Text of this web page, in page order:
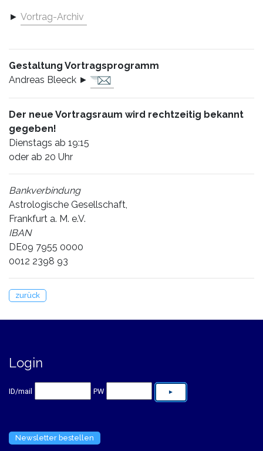
► Vortrag-Archiv
Gestaltung Vortragsprogramm
Andreas Bleeck ►
Der neue Vortragsraum wird rechtzeitig bekannt
gegeben!
Dienstags ab 19:15
oder ab 20 Uhr
Bankverbindung
Astrologische Gesellschaft,
Frankfurt a. M. e.V.
IBAN
DE09 7955 0000
0012 2398 93
zurück
Login
ID/mail PW
Newsletter bestellen